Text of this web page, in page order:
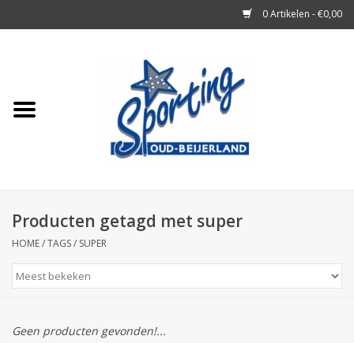
0 Artikelen - €0,00
Tennisrackets
Producten getagd met super
HOME/TAGS/ SUPER
Geen producten gevonden!...